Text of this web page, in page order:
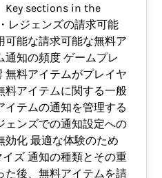
Key sections in the
レジェンズの請求可能
可能な請求可能な無料ア
通知の頻度 ゲームプレ
無料アイテムがプレイヤ
料アイテムに関する一般
イテムの通知を管理する
ェンズでの通知設定への
効化 最適な体験のため
ズ 通知の種類とその重
た後、無料アイテムを請